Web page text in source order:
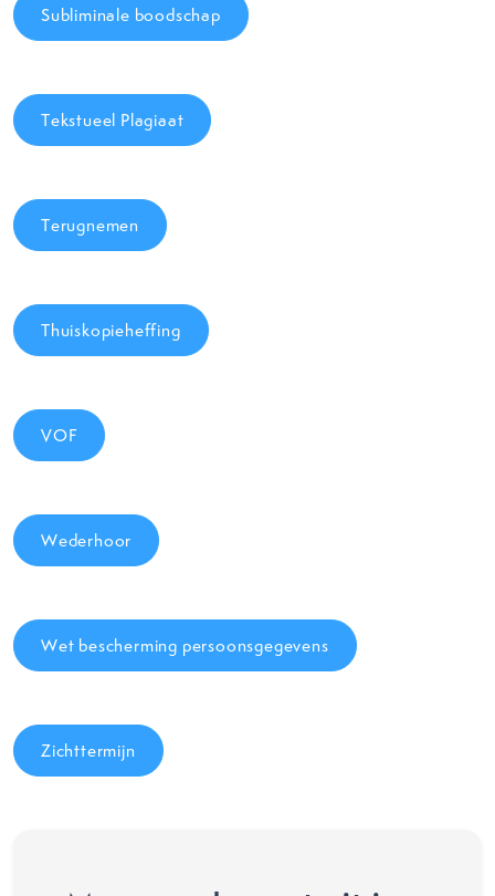
Subliminale boodschap
Tekstueel Plagiaat
Terugnemen
Thuiskopieheffing
VOF
Wederhoor
Wet bescherming persoonsgegevens
Zichttermijn